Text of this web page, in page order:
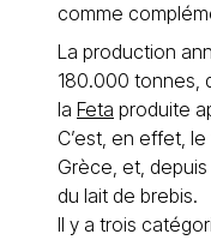
comme
La production
180.000 tonnes,
la Feta produite
C’est, en effet,
Grèce, et,
du lait de brebis.
Il y a trois